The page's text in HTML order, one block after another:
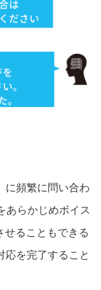
に頻繁に問い合わ
あらかじめボイス
せることもできる
応を完了すること